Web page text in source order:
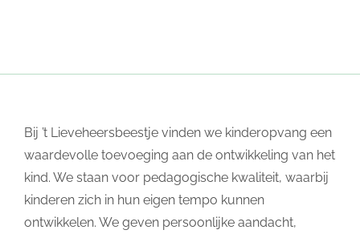
Bij ’t Lieveheersbeestje vinden we kinderopvang een
waardevolle toevoeging aan de ontwikkeling van het
kind. We staan voor pedagogische kwaliteit, waarbij
kinderen zich in hun eigen tempo kunnen
ontwikkelen. We geven persoonlijke aandacht,